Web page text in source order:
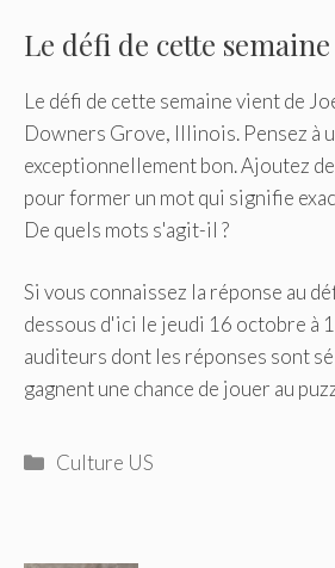
Le défi de cette semaine
Le défi de cette semaine vient de
Downers Grove, Illinois. Pensez à
exceptionnellement bon. Ajoutez
pour former un mot qui signifie
De quels mots s'agit-il ?
Si vous connaissez la réponse au
dessous d'ici le jeudi 16 octobre à
auditeurs dont les réponses sont
gagnent une chance de jouer au
Catégories
Culture US